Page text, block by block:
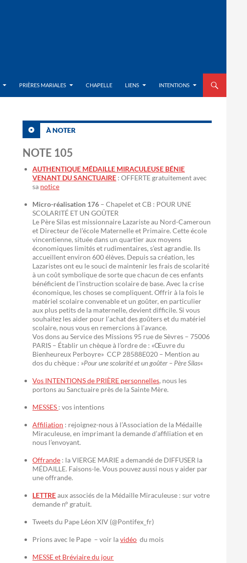
PRIÈRES MARIALES CHAPELLE LIENS INTENTIONS
À NOTER
NOTE 105
AUTHENTIQUE MÉDAILLE MIRACULEUSE BÉNIE
VENANT DU SANCTUAIRE : OFFERTE gratuitement avec
sa notice
Micro-réalisation 176 – Chapelet et CB : POUR UNE
SCOLARITÉ ET UN GOÛTER
Le Père Silas est missionnaire Lazariste au Nord-Cameroun
et Directeur de l’école Maternelle et Primaire. Cette école
vincentienne, située dans un quartier aux moyens
économiques limités et rudimentaires, s’est agrandie. Ils
accueillent environ 600 élèves. Depuis sa création, les
Lazaristes ont eu le souci de maintenir les frais de scolarité
à un coût symbolique de sorte que chacun de ces enfants
bénéficient de l’instruction scolaire de base. Avec la crise
économique, les choses se compliquent. Offrir à la fois le
matériel scolaire convenable et un goûter, en particulier
aux plus petits de la maternelle, devient difficile. Si vous
souhaitez les aider pour l’achat des goûters et du matériel
scolaire, nous vous en remercions à l’avance.
Vos dons au Service des Missions 95 rue de Sèvres – 75006
PARIS – Établir un chèque à l’ordre de : «Œuvre du
Bienheureux Perboyre» CCP 28588E020 – Mention au
dos du chèque : »Pour une scolarité et un goûter – Père Silas«
Vos INTENTIONS de PRIÈRE personnelles, nous les
portons au Sanctuaire près de la Sainte Mère.
MESSES : vos intentions
Affiliation : rejoignez-nous à l’Association de la Médaille
Miraculeuse, en imprimant la demande d’affiliation et en
nous l’envoyant.
Offrande : la VIERGE MARIE a demandé de DIFFUSER la
MÉDAILLE. Faisons-le. Vous pouvez aussi nous y aider par
une offrande.
LETTREaux associés de la Médaille Miraculeuse : sur votre
demande n° gratuit.
Tweets du Pape Léon XIV (@Pontifex_fr)
Prions avec le Pape – voir lavidéo du mois
MESSE et Bréviaire du jour